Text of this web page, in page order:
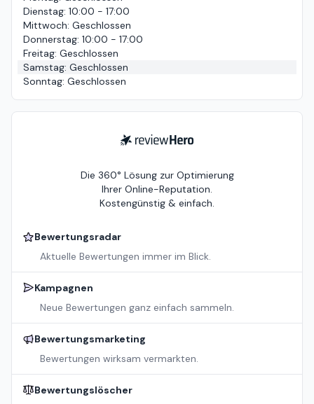
Dienstag: 10:00 - 17:00
Mittwoch: Geschlossen
Donnerstag: 10:00 - 17:00
Freitag: Geschlossen
Samstag: Geschlossen
Sonntag: Geschlossen
ReviewHero
Die 360° Lösung zur Optimierung
Ihrer Online-Reputation.
Kostengünstig & einfach.
Bewertungsradar
Aktuelle Bewertungen immer im Blick.
Kampagnen
Neue Bewertungen ganz einfach sammeln.
Bewertungsmarketing
Bewertungen wirksam vermarkten.
Bewertungslöscher